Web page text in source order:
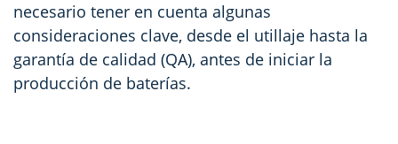
necesario tener en cuenta algunas
consideraciones clave, desde el utillaje hasta la
garantía de calidad (QA), antes de iniciar la
producción de baterías.